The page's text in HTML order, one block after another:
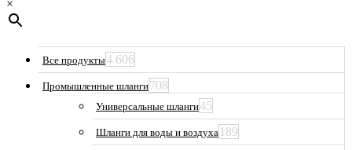
×
Все продукты4 606
Промышленные шланги708
Универсальные шланги45
Шланги для воды и воздуха 189